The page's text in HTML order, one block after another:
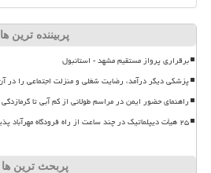
پربیننده ترین ها
برقراری پرواز مستقیم مشهد - استانبول
پزشکی دیگر درآمد، رضایت شغلی و منزلت اجتماعی را در
راهنمای حضور ایمن در مراسم طولانی از کم آبی تا گرمازدگی
۲۵ هیأت دیپلماتیک در چند ساعت از راه فرودگاه مهرآباد پذیرش شدند
پربحث ترین ها